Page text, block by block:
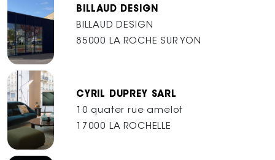
BILLAUD DESIGN
BILLAUD DESIGN
85000 LA ROCHE SUR YON
CYRIL DUPREY SARL
10 quater rue amelot
17000 LA ROCHELLE